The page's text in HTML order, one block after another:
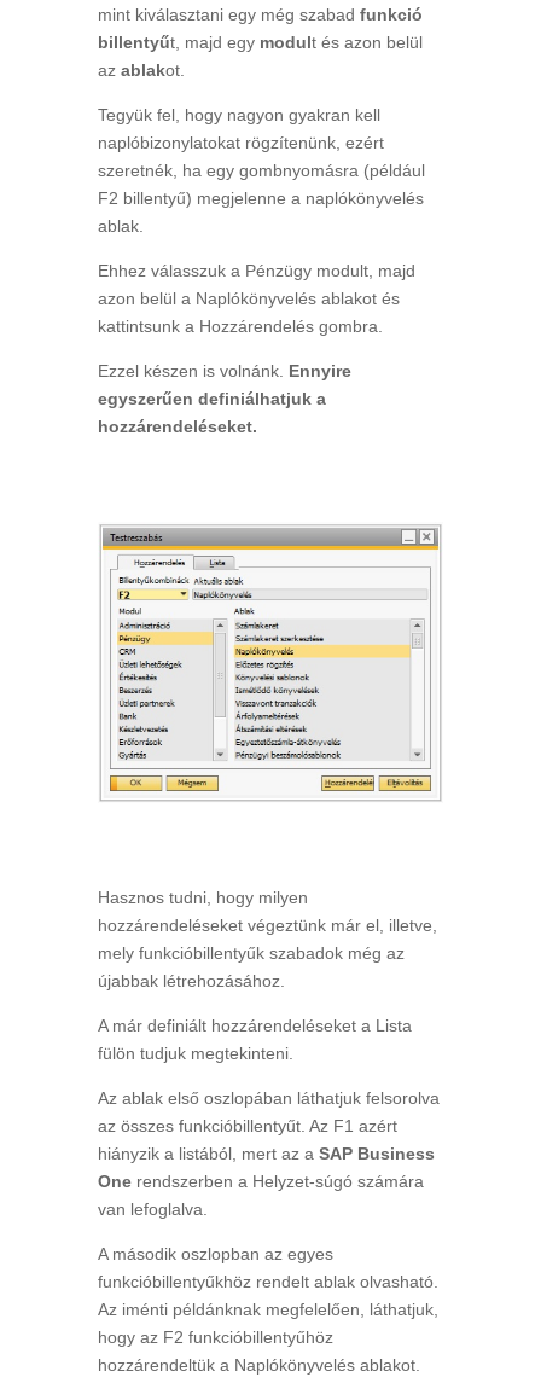
mint kiválasztani egy még szabad funkció
billentyűt, majd egy modult és azon belül
az ablakot.
Tegyük fel, hogy nagyon gyakran kell
naplóbizonylatokat rögzítenünk, ezért
szeretnék, ha egy gombnyomásra (például
F2 billentyű) megjelenne a naplókönyvelés
ablak.
Ehhez válasszuk a Pénzügy modult, majd
azon belül a Naplókönyvelés ablakot és
kattintsunk a Hozzárendelés gombra.
Ezzel készen is volnánk. Ennyire
egyszerűen definiálhatjuk a
hozzárendeléseket.
Hasznos tudni, hogy milyen
hozzárendeléseket végeztünk már el, illetve,
mely funkcióbillentyűk szabadok még az
újabbak létrehozásához.
A már definiált hozzárendeléseket a Lista
fülön tudjuk megtekinteni.
Az ablak első oszlopában láthatjuk felsorolva
az összes funkcióbillentyűt. Az F1 azért
hiányzik a listából, mert az a SAP Business
Onerendszerben a Helyzet-súgó számára
van lefoglalva.
A második oszlopban az egyes
funkcióbillentyűkhöz rendelt ablak olvasható.
Az iménti példánknak megfelelően, láthatjuk,
hogy az F2 funkcióbillentyűhöz
hozzárendeltük a Naplókönyvelés ablakot.